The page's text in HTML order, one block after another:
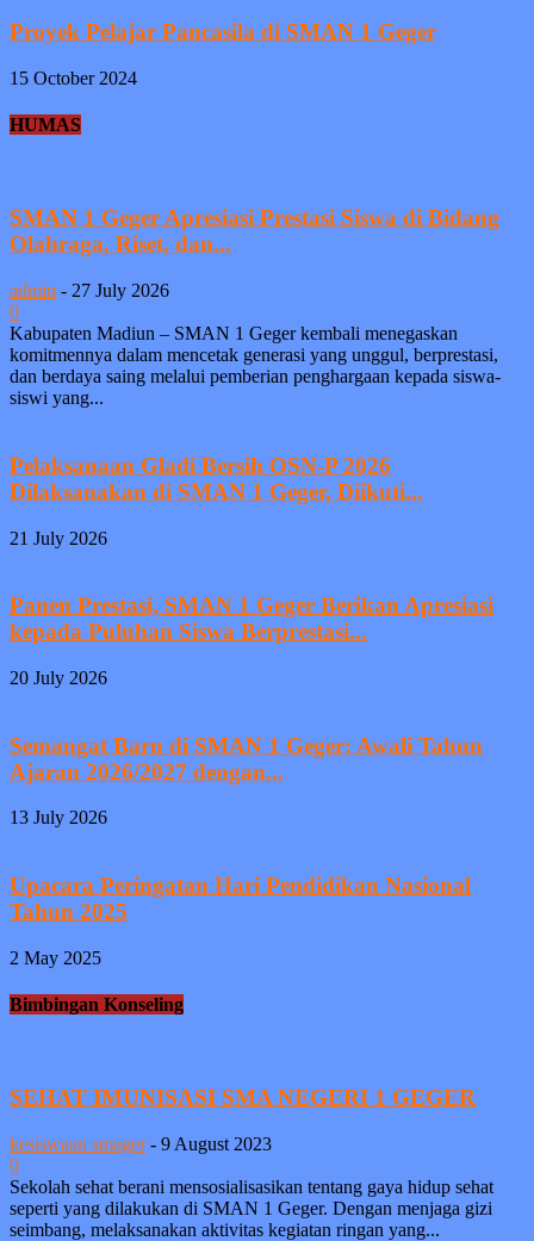
Proyek Pelajar Pancasila di SMAN 1 Geger
15 October 2024
HUMAS
SMAN 1 Geger Apresiasi Prestasi Siswa di Bidang
Olahraga, Riset, dan...
admin - 27 July 2026
0
Kabupaten Madiun – SMAN 1 Geger kembali menegaskan
komitmennya dalam mencetak generasi yang unggul, berprestasi,
dan berdaya saing melalui pemberian penghargaan kepada siswa-
siswi yang...
Pelaksanaan Gladi Bersih OSN-P 2026
Dilaksanakan di SMAN 1 Geger, Diikuti...
21 July 2026
Panen Prestasi, SMAN 1 Geger Berikan Apresiasi
kepada Puluhan Siswa Berprestasi...
20 July 2026
Semangat Baru di SMAN 1 Geger: Awali Tahun
Ajaran 2026/2027 dengan...
13 July 2026
Upacara Peringatan Hari Pendidikan Nasional
Tahun 2025
2 May 2025
Bimbingan Konseling
SEHAT IMUNISASI SMA NEGERI 1 GEGER
kesiswaan smager - 9 August 2023
0
Sekolah sehat berani mensosialisasikan tentang gaya hidup sehat
seperti yang dilakukan di SMAN 1 Geger. Dengan menjaga gizi
seimbang, melaksanakan aktivitas kegiatan ringan yang...